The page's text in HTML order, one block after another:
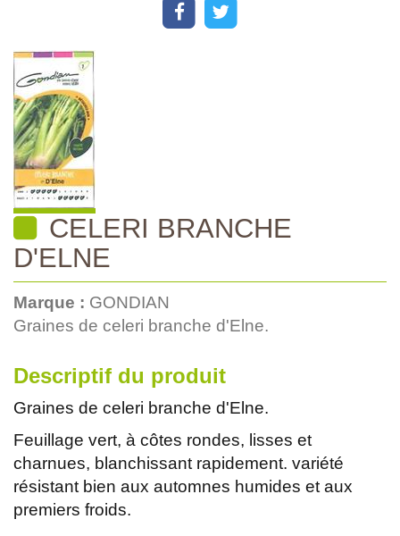
CELERI BRANCHE
D'ELNE
Marque : GONDIAN
Graines de celeri branche d'Elne.
Descriptif du produit
Graines de celeri branche d'Elne.
Feuillage vert, à côtes rondes, lisses et
charnues, blanchissant rapidement. variété
résistant bien aux automnes humides et aux
premiers froids.